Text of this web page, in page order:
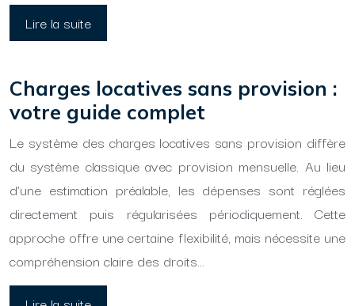
Lire la suite
Charges locatives sans provision :
votre guide complet
Le système des charges locatives sans provision diffère
du système classique avec provision mensuelle. Au lieu
d’une estimation préalable, les dépenses sont réglées
directement puis régularisées périodiquement. Cette
approche offre une certaine flexibilité, mais nécessite une
compréhension claire des droits…